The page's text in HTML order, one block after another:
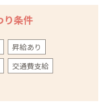
り条件
昇給あり
交通費支給